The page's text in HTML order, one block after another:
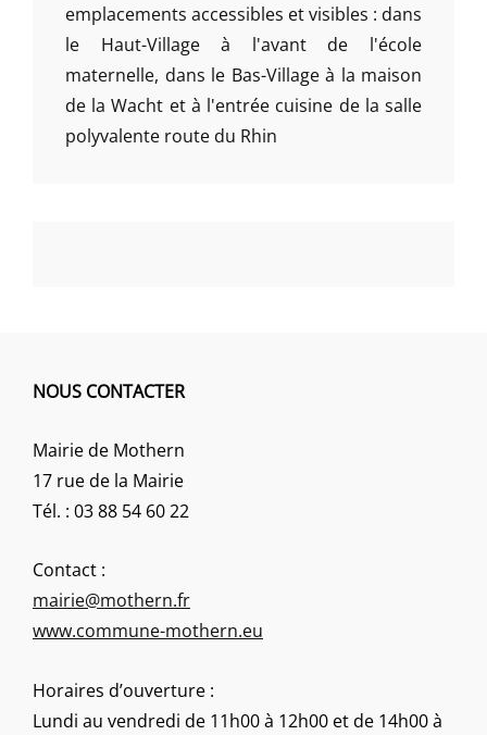
emplacements accessibles et visibles : dans
le Haut-Village à l'avant de l'école
maternelle, dans le Bas-Village à la maison
de la Wacht et à l'entrée cuisine de la salle
polyvalente route du Rhin
NOUS CONTACTER
Mairie de Mothern
17 rue de la Mairie
Tél. : 03 88 54 60 22
Contact :
mairie@mothern.fr
www.commune-mothern.eu
Horaires d’ouverture :
Lundi au vendredi de 11h00 à 12h00 et de 14h00 à